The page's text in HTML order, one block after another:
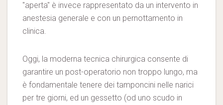
"aperta" è invece rappresentato da un intervento in
anestesia generale e con un pernottamento in
clinica.
Oggi, la moderna tecnica chirurgica consente di
garantire un post-operatorio non troppo lungo, ma
è fondamentale tenere dei tamponcini nelle narici
per tre giorni, ed un gessetto (od uno scudo in